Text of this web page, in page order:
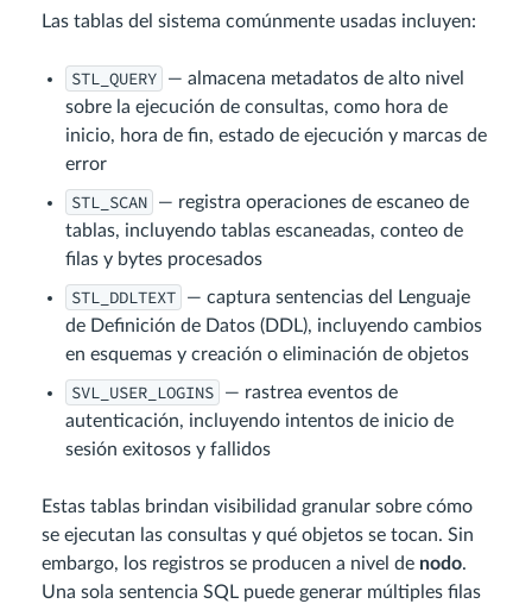
Las tablas del sistema comúnmente usadas incluyen:
STL_QUERY
— almacena metadatos de alto nivel
sobre la ejecución de consultas, como hora de
inicio, hora de fin, estado de ejecución y marcas de
error
STL_SCAN
— registra operaciones de escaneo de
tablas, incluyendo tablas escaneadas, conteo de
filas y bytes procesados
STL_DDLTEXT
— captura sentencias del Lenguaje
de Definición de Datos (DDL), incluyendo cambios
en esquemas y creación o eliminación de objetos
SVL_USER_LOGINS
— rastrea eventos de
autenticación, incluyendo intentos de inicio de
sesión exitosos y fallidos
Estas tablas brindan visibilidad granular sobre cómo
se ejecutan las consultas y qué objetos se tocan. Sin
embargo, los registros se producen a nivel de nodo.
Una sola sentencia SQL puede generar múltiples filas